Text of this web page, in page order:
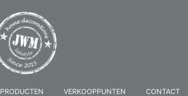
PRODUCTEN VERKOOPPUNTEN CONTACT